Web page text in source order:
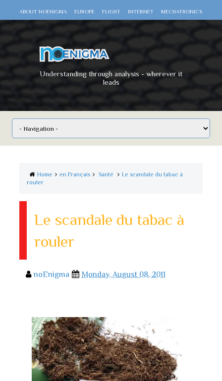
ABOUT NOENIGMA EUROPE FLIGHT INTERNET MECHATRONICS
Understanding through analysis - wherever it
leads
Home en Français Santé
Le scandale du tabac à
rouler
Le scandale du tabac à
rouler
noEnigma Monday, August 08, 2011